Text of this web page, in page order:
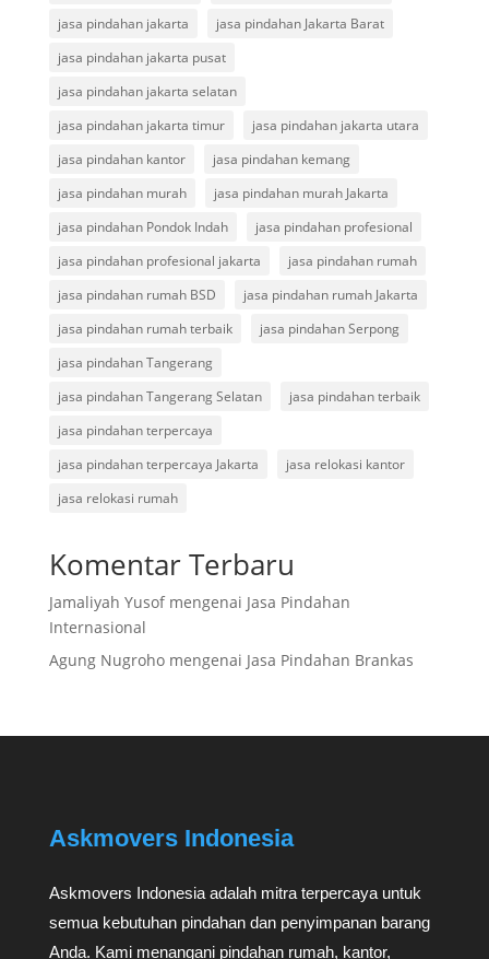
jasa pindahan jakarta
jasa pindahan Jakarta Barat
jasa pindahan jakarta pusat
jasa pindahan jakarta selatan
jasa pindahan jakarta timur
jasa pindahan jakarta utara
jasa pindahan kantor
jasa pindahan kemang
jasa pindahan murah
jasa pindahan murah Jakarta
jasa pindahan Pondok Indah
jasa pindahan profesional
jasa pindahan profesional jakarta
jasa pindahan rumah
jasa pindahan rumah BSD
jasa pindahan rumah Jakarta
jasa pindahan rumah terbaik
jasa pindahan Serpong
jasa pindahan Tangerang
jasa pindahan Tangerang Selatan
jasa pindahan terbaik
jasa pindahan terpercaya
jasa pindahan terpercaya Jakarta
jasa relokasi kantor
jasa relokasi rumah
Komentar Terbaru
Jamaliyah Yusofmengenai Jasa Pindahan
Internasional
Agung Nugrohomengenai Jasa Pindahan Brankas
Askmovers Indonesia
Askmovers Indonesia adalah mitra terpercaya untuk
semua kebutuhan pindahan dan penyimpanan barang
Anda. Kami menangani pindahan rumah, kantor,